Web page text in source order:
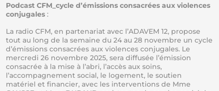
Podcast CFM_cycle d’émissions consacrées aux violences
conjugales :
La radio CFM, en partenariat avec l’ADAVEM 12, propose
tout au long de la semaine du 24 au 28 novembre un cycle
d’émissions consacrées aux violences conjugales. Le
mercredi 26 novembre 2025, sera diffusée l’émission
consacrée à la mise à l’abri, l’accès aux soins,
l’accompagnement social, le logement, le soutien
matériel et financier, avec les interventions de Mme